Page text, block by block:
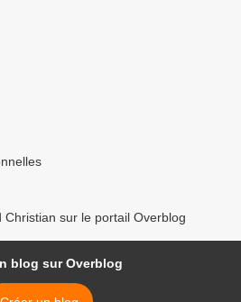
sur le portail Overblog
blog sur Overblog